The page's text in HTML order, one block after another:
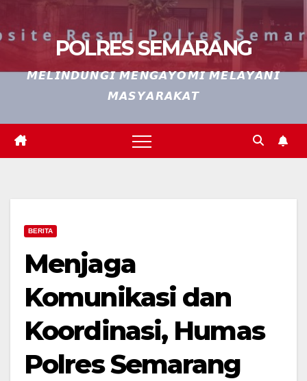
POLRES SEMARANG
𝙈𝙀𝙇𝙄𝙉𝘿𝙐𝙉𝙂𝙄 𝙈𝙀𝙉𝙂𝘼𝙔𝙊𝙈𝙄 𝙈𝙀𝙇𝘼𝙔𝘼𝙉𝙄
𝙈𝘼𝙎𝙔𝘼𝙍𝘼𝙆𝘼𝙏
BERITA
Menjaga
Komunikasi dan
Koordinasi, Humas
Polres Semarang